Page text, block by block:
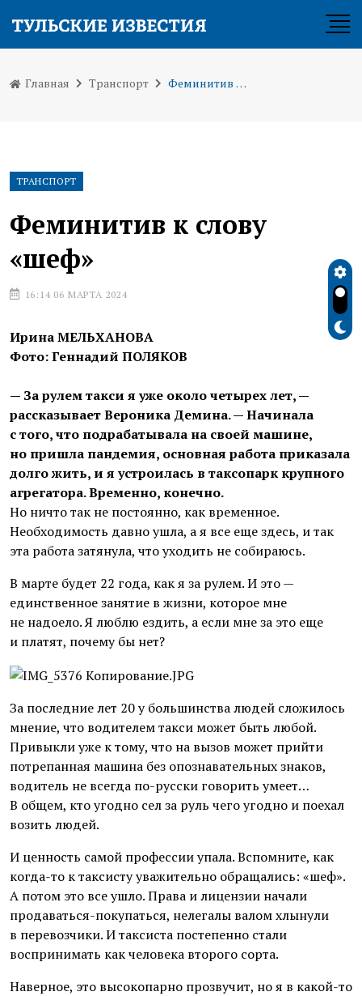
Главная Транспорт Феминитив к слову «шеф»
ТРАНСПОРТ
Феминитив к слову
«шеф»
16:14 06 МАРТА 2024
Ирина МЕЛЬХАНОВА
Фото: Геннадий ПОЛЯКОВ
— За рулем такси я уже около четырех лет, —
рассказывает Вероника Демина. — Начинала
с того, что подрабатывала на своей машине,
но пришла пандемия, основная работа приказала
долго жить, и я устроилась в таксопарк крупного
агрегатора. Временно, конечно.
Но ничто так не постоянно, как временное.
Необходимость давно ушла, а я все еще здесь, и так
эта работа затянула, что уходить не собираюсь.
В марте будет 22 года, как я за рулем. И это —
единственное занятие в жизни, которое мне
не надоело. Я люблю ездить, а если мне за это еще
и платят, почему бы нет?
За последние лет 20 у большинства людей сложилось
мнение, что водителем такси может быть любой.
Привыкли уже к тому, что на вызов может прийти
потрепанная машина без опознавательных знаков,
водитель не всегда по-русски говорить умеет…
В общем, кто угодно сел за руль чего угодно и поехал
возить людей.
И ценность самой профессии упала. Вспомните, как
когда-то к таксисту уважительно обращались: «шеф».
А потом это все ушло. Права и лицензии начали
продаваться-покупаться, нелегалы валом хлынули
в перевозчики. И таксиста постепенно стали
воспринимать как человека второго сорта.
Наверное, это высокопарно прозвучит, но я в какой-то